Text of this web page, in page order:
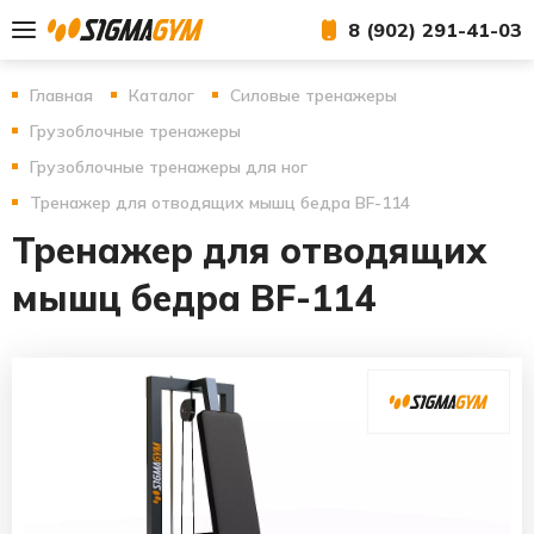
8 (902) 291-41-03
Главная Каталог
Силовые тренажеры
Грузоблочные тренажеры
Грузоблочные тренажеры для ног
Тренажер для отводящих мышц бедра BF-114
Тренажер для отводящих
мышц бедра BF-114